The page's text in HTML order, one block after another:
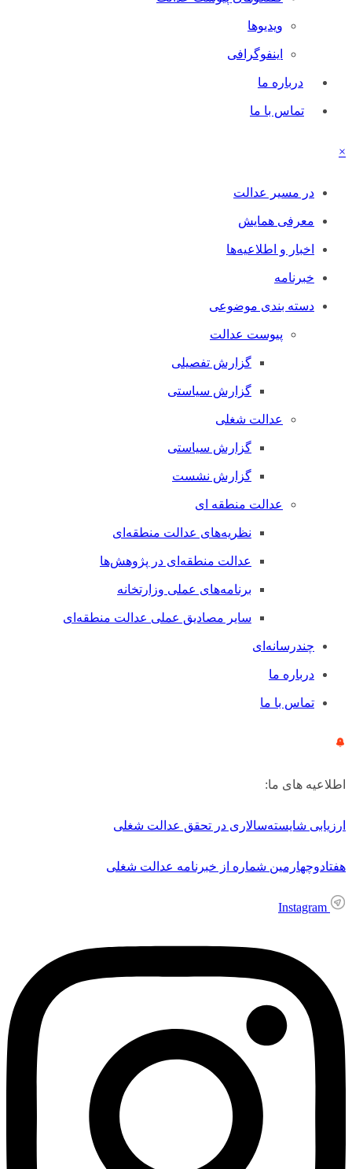
ویدیوها
اینفوگرافی
درباره ما
تماس با ما
×
در مسیر عدالت
معرفی همایش
اخبار و اطلاعیه‌ها
خبرنامه
دسته بندی موضوعی
پیوست عدالت
گزارش تفصیلی
گزارش سیاستی
عدالت شغلی
گزارش سیاستی
گزارش نشست
عدالت منطقه ای
نظریه‌های عدالت منطقه‌ای
عدالت منطقه‌ای در پژوهش‌ها
برنامه‌های عملی وزارتخانه
سایر مصادیق عملی عدالت منطقه‌ای
چندرسانه‌ای
درباره ما
تماس با ما
اطلاعیه های ما:
ارزیابی شایسته‌سالاری در تحقق عدالت شغلی
هفتادوچهارمین شماره از خبرنامه عدالت شغلی
Instagram